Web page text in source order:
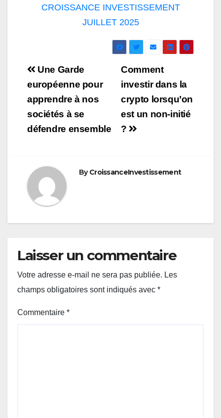
CROISSANCE INVESTISSEMENT
JUILLET 2025
Navigation
de
l’article
Comment
investir dans la
crypto lorsqu’on
est un non-initié
?
Une Garde
européenne pour
apprendre à nos
sociétés à se
défendre ensemble
ByCroissanceInvestissement
Laisser un commentaire
Votre adresse e-mail ne sera pas publiée. Les
champs obligatoires sont indiqués avec *
Commentaire *